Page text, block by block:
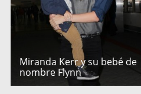
Miranda Kerr y su bebé de
nombre Flynn